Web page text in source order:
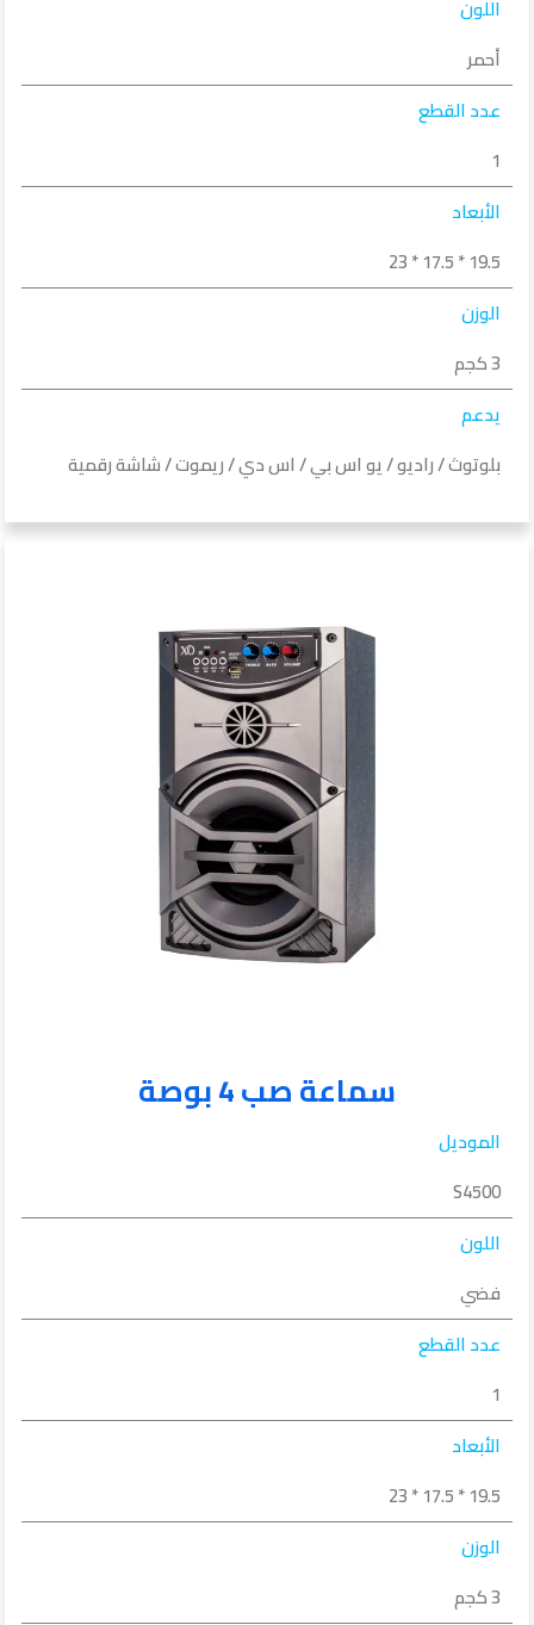
اللون
أحمر
عدد القطع
1
الأبعاد
19.5 * 17.5 * 23
الوزن
3 كجم
يدعم
بلوتوث / راديو / يو اس بي / اس دي / ريموت / شاشة رقمية
سماعة صب 4 بوصة
الموديل
S4500
اللون
فضي
عدد القطع
1
الأبعاد
19.5 * 17.5 * 23
الوزن
3 كجم